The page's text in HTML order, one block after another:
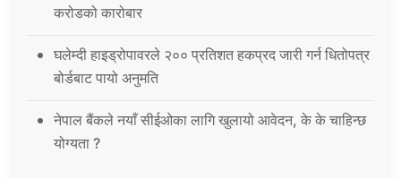
करोडको कारोबार
घलेम्दी हाइड्रोपावरले २०० प्रतिशत हकप्रद जारी गर्न धितोपत्र
बोर्डबाट पायो अनुमति
नेपाल बैंकले नयाँ सीईओका लागि खुलायो आवेदन, के के चाहिन्छ
योग्यता ?